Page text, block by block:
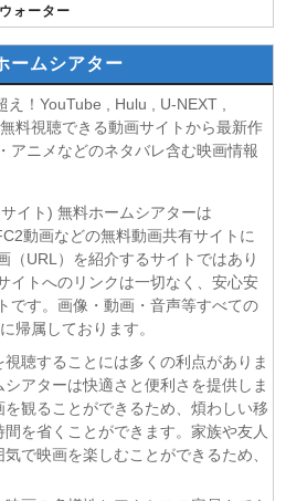
6話
ー 第5話
2026年8月8日
8月8日
の養女 第17話
さん 第6話
好きのゲーマーは廃設定の異世界で
6話
〜 第6話
第4話
の夜も眠れぬ奇妙な話- 第6話
期 第4話
ません 第6話
6話
に行けと言ってから10年がたったら伝
ォーター
ームシアター
！YouTube , Hulu , U-NEXT ,
料視聴できる動画サイトから最新作
アニメなどのネタバレ含む映画情報
イト) 無料ホームシアターは
動画などの無料動画共有サイトに
（URL）を紹介するサイトではあり
イトへのリンクは一切なく、安心安
です。画像・動画・音声等すべての
帰属しております。
聴することには多くの利点がありま
アターは快適さと便利さを提供しま
観ることができるため、煩わしい移
を省くことができます。家族や友人
で映画を楽しむことができるため、